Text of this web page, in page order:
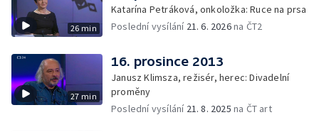
26 min
Katarína Petráková, onkoložka: Ruce na prsa
Poslední vysílání 21. 6. 2026na ČT2
27 min
16. prosince 2013
Janusz Klimsza, režisér, herec: Divadelní
proměny
Poslední vysílání 21. 8. 2025 na ČT art